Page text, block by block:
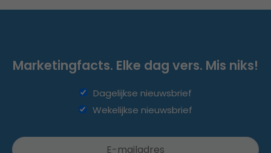
Marketingfacts. Elke dag vers. Mis niks!
Dagelijkse nieuwsbrief
Wekelijkse nieuwsbrief